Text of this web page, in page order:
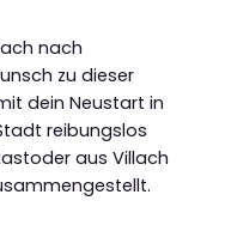
nach
zu dieser
dein Neustart in
reibungslos
aus Villach